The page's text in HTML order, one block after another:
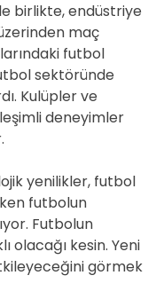
birlikte, endüstriye
maç
futbol
sektöründe
Kulüpler ve
deneyimler
yenilikler, futbol
futbolun
Futbolun
olacağı kesin. Yeni
görmek